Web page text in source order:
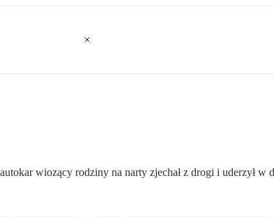
wiozący rodziny na narty zjechał z drogi i uderzył w